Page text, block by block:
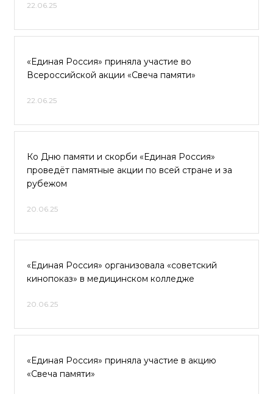
22.06.25
«Единая Россия» приняла участие во
Всероссийской акции «Свеча памяти»
22.06.25
Ко Дню памяти и скорби «Единая Россия»
проведёт памятные акции по всей стране и за
рубежом
20.06.25
«Единая Россия» организовала «советский
кинопоказ» в медицинском колледже
20.06.25
«Единая Россия» приняла участие в акцию
«Свеча памяти»